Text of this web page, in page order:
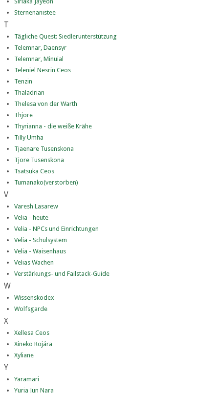
Sternenanistee
T
Tägliche Quest: Siedlerunterstützung
Telemnar, Daensyr
Telemnar, Minuial
Teleniel Nesrin Ceos
Tenzin
Thaladrian
Thelesa von der Warth
Thjore
Thyrianna - die weiße Krähe
Tilly Umha
Tjaenare Tusenskona
Tjore Tusenskona
Tsatsuka Ceos
Tumanako(verstorben)
V
Varesh Lasarew
Velia - heute
Velia - NPCs und Einrichtungen
Velia - Schulsystem
Velia - Waisenhaus
Velias Wachen
Verstärkungs- und Failstack-Guide
W
Wissenskodex
Wolfsgarde
X
Xellesa Ceos
Xineko Rojára
Xyliane
Y
Yaramari
Yuria Jun Nara